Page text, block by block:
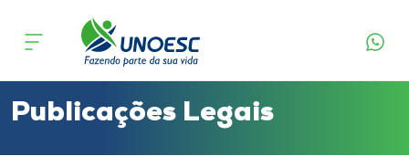
Cursos
Publicações Legais